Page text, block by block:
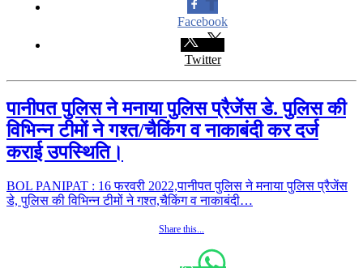
Facebook
Twitter
पानीपत पुलिस ने मनाया पुलिस प्रैजेंस डे. पुलिस की
विभिन्न टीमों ने गश्त/चैकिंग व नाकाबंदी कर दर्ज
कराई उपस्थिति।
BOL PANIPAT : 16 फरवरी 2022,पानीपत पुलिस ने मनाया पुलिस प्रैजेंस
डे, पुलिस की विभिन्न टीमों ने गश्त,चैकिंग व नाकाबंदी…
Share this...